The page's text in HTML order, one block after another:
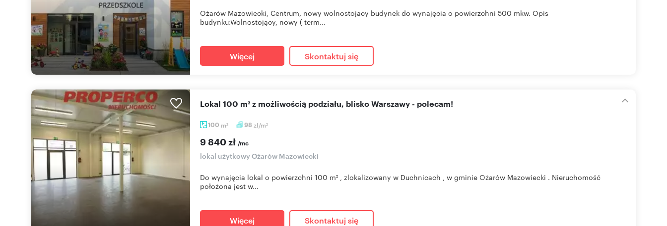
Ożarów Mazowiecki, Centrum, nowy wolnostojacy budynek do wynajęcia o powierzchni 500 mkw. Opis
budynku:Wolnostojący, nowy ( term...
Więcej Skontaktuj się
100 m2 98 zł/m2
Lokal 100 m² z możliwością podziału, blisko Warszawy - polecam!
9 840 zł /mc
lokal użytkowy Ożarów Mazowiecki
Do wynajęcia lokal o powierzchni 100 m² , zlokalizowany w Duchnicach , w gminie Ożarów Mazowiecki . Nieruchomość
położona jest w...
Więcej Skontaktuj się